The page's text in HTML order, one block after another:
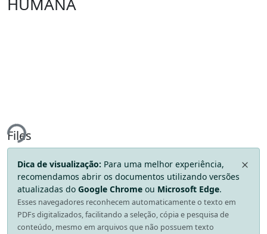
Files
Dica de visualização: Para uma melhor experiência,
recomendamos abrir os documentos utilizando versões
atualizadas do Google Chrome ou Microsoft Edge.
Esses navegadores reconhecem automaticamente o texto em
PDFs digitalizados, facilitando a seleção, cópia e pesquisa de
conteúdo, mesmo em arquivos que não possuem texto